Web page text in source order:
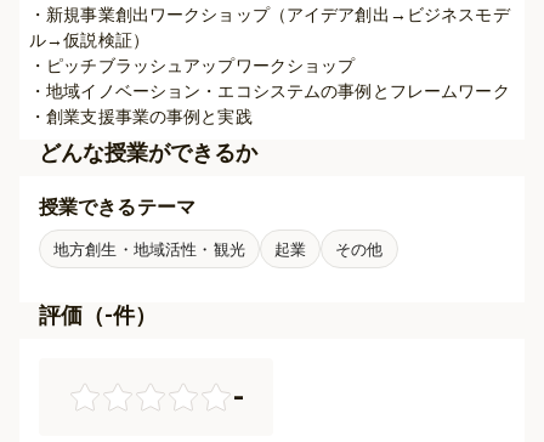
・新規事業創出ワークショップ（アイデア創出→ビジネスモデ
ル→仮説検証）
・ピッチブラッシュアップワークショップ
・地域イノベーション・エコシステムの事例とフレームワーク
・創業支援事業の事例と実践
どんな授業ができるか
授業できるテーマ
地方創生・地域活性・観光 起業 その他
評価（-件）
-